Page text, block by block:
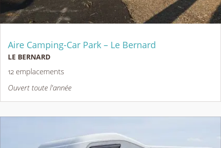
Aire Camping-Car Park – Le Bernard
LE BERNARD
12 emplacements
Ouvert toute l'année